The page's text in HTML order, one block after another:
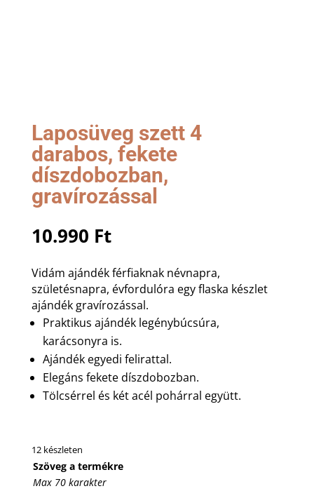
Laposüveg szett 4
darabos, fekete
díszdobozban,
gravírozással
10.990 Ft
Vidám ajándék férfiaknak névnapra,
születésnapra, évfordulóra egy flaska készlet
ajándék gravírozással.
Praktikus ajándék legénybúcsúra,
karácsonyra is.
Ajándék egyedi felirattal.
Elegáns fekete díszdobozban.
Tölcsérrel és két acél pohárral együtt.
12 készleten
Szöveg a termékre
Max 70 karakter